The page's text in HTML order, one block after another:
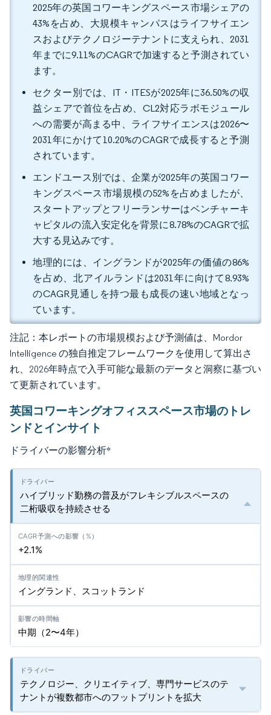
2025年の英国コワーキングスペース市場シェアの
43%を占め、大規模キャンパスはライフサイエン
スおよびテクノロジーテナントに支えられ、2031
年までに9.11%のCAGRで加速すると予測されてい
ます。
セクター別では、IT・ITESが2025年に36.50%の収
益シェアで首位を占め、CL2対応ラボモジュール
への需要が高まる中、ライフサイエンスは2026〜
2031年にかけて10.20%のCAGRで成長すると予測
されています。
エンドユース別では、企業が2025年の英国コワー
キングスペース市場規模の52%を占めましたが、
スタートアップとフリーランサーはベンチャーキ
ャピタルの流入安定化を背景に8.78%のCAGRで拡
大する見込みです。
地理的には、イングランドが2025年の価値の86%
を占め、北アイルランドは2031年に向けて8.93%
のCAGR見通しを持つ最も成長の速い地域となっ
ています。
注記：本レポートの市場規模および予測値は、Mordor
Intelligence の独自推定フレームワークを使用して算出さ
れ、2026年時点で入手可能な最新のデータと洞察に基づい
て更新されています。
英国コワーキングオフィススペース市場のトレ
ンドとインサイト
ドライバーの影響分析*
ハイブリッド勤務の普及がフレキシブルスペースの
二桁吸収を持続させる
+2.1%
イングランド、スコットランド
中期（2〜4年）
テクノロジー、クリエイティブ、専門サービスのテ
ナントが複数都市へのフットプリントを拡大